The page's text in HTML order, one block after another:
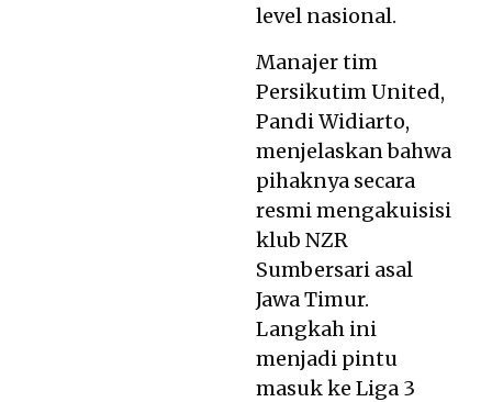
level nasional.
Manajer tim
Persikutim United,
Pandi Widiarto,
menjelaskan bahwa
pihaknya secara
resmi mengakuisisi
klub NZR
Sumbersari asal
Jawa Timur.
Langkah ini
menjadi pintu
masuk ke Liga 3